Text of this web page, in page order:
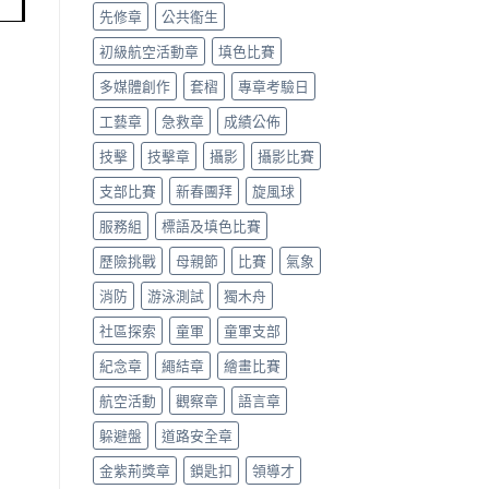
先修章
公共䘙生
初級航空活動章
填色比賽
多媒體創作
套槢
專章考驗日
工藝章
急救章
成績公佈
技擊
技擊章 攝影
攝影比賽
支部比賽
新春團拜
旋風球
服務組
標語及填色比賽
歷險挑戰
母親節 比賽
氣象
消防
游泳測試
獨木舟
社區探索
童軍
童軍支部
紀念章
繩結章
繪畫比賽
航空活動
觀察章
語言章
躲避盤
道路安全章
金紫荊獎章
鎖匙扣
領導才